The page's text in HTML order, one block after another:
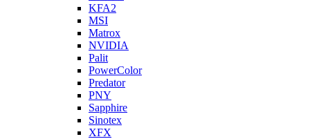
KFA2
MSI
Matrox
NVIDIA
Palit
PowerColor
Predator
PNY
Sapphire
Sinotex
XFX